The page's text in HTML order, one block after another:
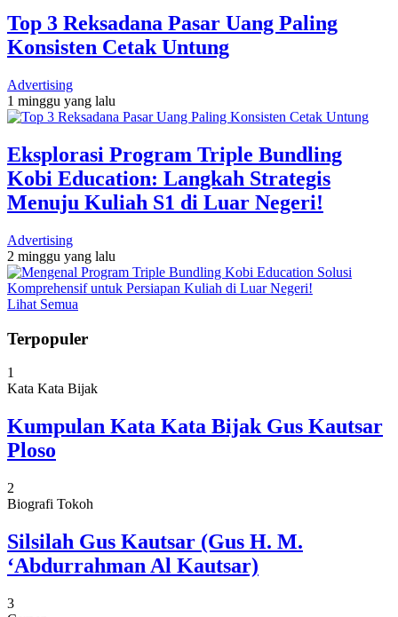
Top 3 Reksadana Pasar Uang Paling
Konsisten Cetak Untung
Advertising
1 minggu yang lalu
Eksplorasi Program Triple Bundling
Kobi Education: Langkah Strategis
Menuju Kuliah S1 di Luar Negeri!
Advertising
2 minggu yang lalu
Lihat Semua
Terpopuler
1
Kata Kata Bijak
Kumpulan Kata Kata Bijak Gus Kautsar
Ploso
2
Biografi Tokoh
Silsilah Gus Kautsar (Gus H. M.
‘Abdurrahman Al Kautsar)
3